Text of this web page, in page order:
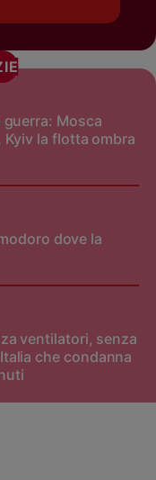
guerra: Mosca
la flotta ombra
dove la
ventilatori, senza
che condanna